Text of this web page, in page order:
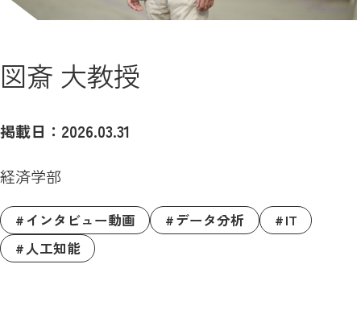
図斎 大教授
掲載日：2026.03.31
経済学部
インタビュー動画 データ分析
IT
人工知能